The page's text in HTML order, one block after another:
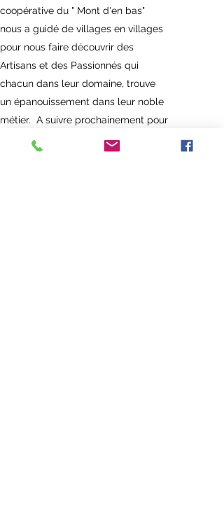
coopérative du " Mont d'en bas"
nous a guidé de villages en villages
pour nous faire découvrir des
Artisans et des Passionnés qui
chacun dans leur domaine, trouve
un épanouissement dans leur noble
métier. A suivre prochainement pour
en savoir plus ...